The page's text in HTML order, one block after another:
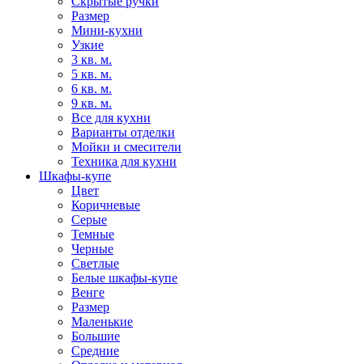
Размер
Мини-кухни
Узкие
3 кв. м.
5 кв. м.
6 кв. м.
9 кв. м.
Все для кухни
Варианты отделки
Мойки и смесители
Техника для кухни
Шкафы-купе
Цвет
Коричневые
Серые
Темные
Черные
Светлые
Белые шкафы-купе
Венге
Размер
Маленькие
Большие
Средние